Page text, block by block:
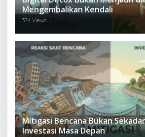
Mengembalikan Kendali
374 Views
Mitigasi Bencana Bukan
Investasi Masa Depan